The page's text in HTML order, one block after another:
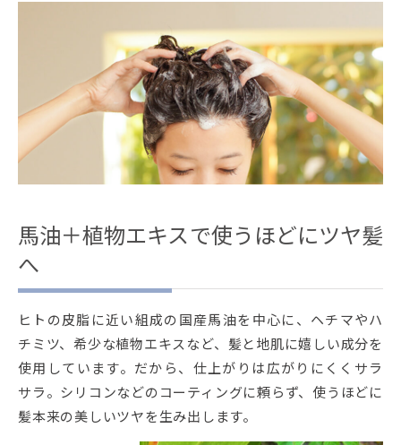
馬油＋植物エキスで使うほどにツヤ髪
へ
ヒトの皮脂に近い組成の国産馬油を中心に、ヘチマやハ
チミツ、希少な植物エキスなど、髪と地肌に嬉しい成分を
使用しています。だから、仕上がりは広がりにくくサラ
サラ。シリコンなどのコーティングに頼らず、使うほどに
髪本来の美しいツヤを生み出します。